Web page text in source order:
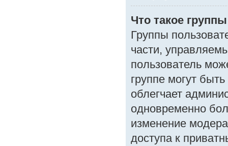
Что такое
Группы
части,
пользователь
группе могут
облегчает
одновременно
изменение
доступа к